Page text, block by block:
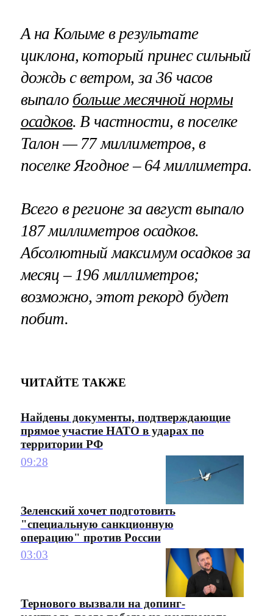
А на Колыме в результате
циклона, который принес сильный
дождь с ветром, за 36 часов
выпало больше месячной нормы
осадков. В частности, в поселке
Талон — 77 миллиметров, в
поселке Ягодное – 64 миллиметра.
Всего в регионе за август выпало
187 миллиметров осадков.
Абсолютный максимум осадков за
месяц – 196 миллиметров;
возможно, этот рекорд будет
побит.
ЧИТАЙТЕ ТАКЖЕ
Найдены документы, подтверждающие
прямое участие НАТО в ударах по
территории РФ
09:28
Зеленский хочет подготовить
"специальную санкционную
операцию" против России
03:03
Тернового вызвали на допинг-